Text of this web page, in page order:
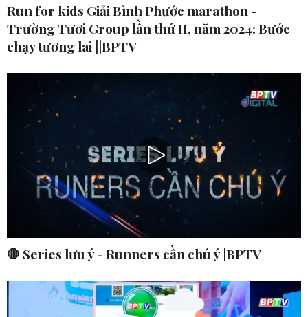
Run for kids Giải Bình Phước marathon -
Trường Tươi Group lần thứ II, năm 2024: Bước
chạy tương lai ||BPTV
🛑 Series lưu ý - Runners cần chú ý |BPTV